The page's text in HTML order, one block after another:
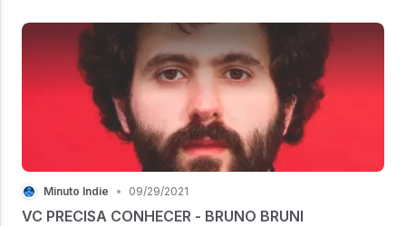
Minuto Indie • 09/29/2021
VC PRECISA CONHECER - BRUNO BRUNI